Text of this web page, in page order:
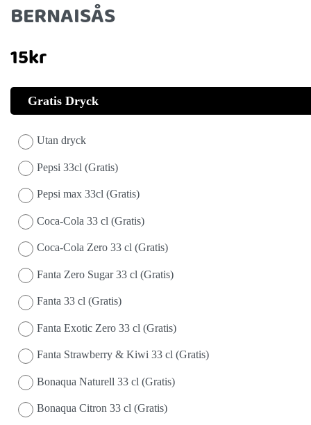
BERNAISÅS
15kr
Gratis Dryck
Utan dryck
Pepsi 33cl (Gratis)
Pepsi max 33cl (Gratis)
Coca-Cola 33 cl (Gratis)
Coca-Cola Zero 33 cl (Gratis)
Fanta Zero Sugar 33 cl (Gratis)
Fanta 33 cl (Gratis)
Fanta Exotic Zero 33 cl (Gratis)
Fanta Strawberry & Kiwi 33 cl (Gratis)
Bonaqua Naturell 33 cl (Gratis)
Bonaqua Citron 33 cl (Gratis)